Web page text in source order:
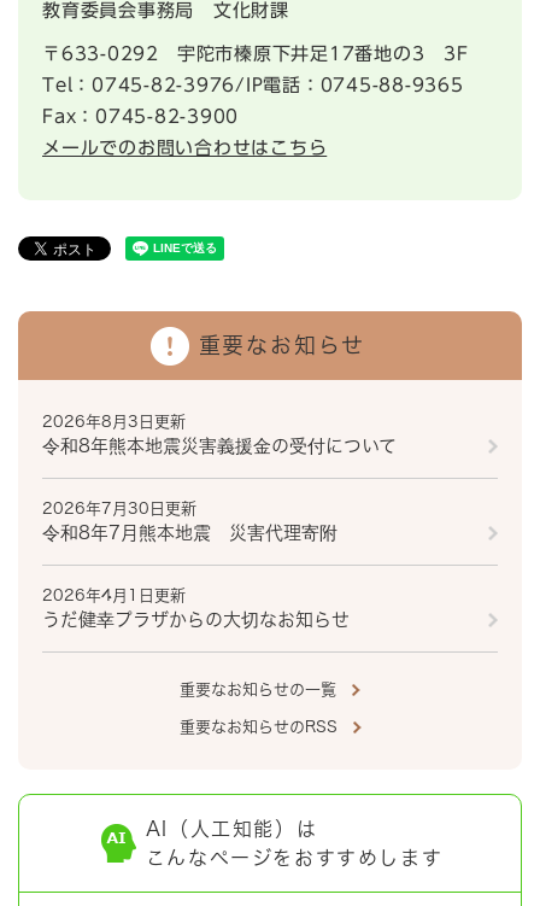
教育委員会事務局 文化財課
〒633-0292
宇陀市榛原下井足17番地の3 3F
Tel：0745-82-3976/IP電話：0745-88-9365
Fax：0745-82-3900
メールでのお問い合わせはこちら
重要なお知らせ
2026年8月3日更新
令和8年熊本地震災害義援金の受付について
2026年7月30日更新
令和8年7月熊本地震 災害代理寄附
2026年4月1日更新
うだ健幸プラザからの大切なお知らせ
重要なお知らせの一覧
重要なお知らせのRSS
AI（人工知能）は
こんなページをおすすめします